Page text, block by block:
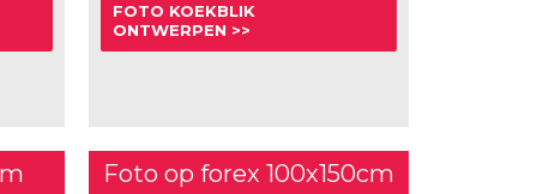
FOTO KOEKBLIK
ONTWERPEN >>
Foto op forex 100x150cm